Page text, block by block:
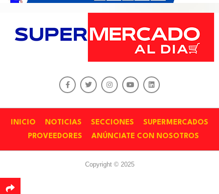
INICIO NOTICIAS SECCIONES
SUPERMERCADOS
PROVEEDORES
ANÚNCIATE CON NOSOTROS
Copyright © 2025